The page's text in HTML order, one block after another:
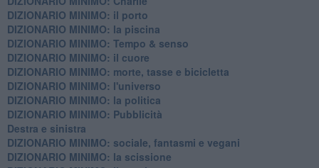
DIZIONARIO MINIMO: il porto
DIZIONARIO MINIMO: la piscina
DIZIONARIO MINIMO: Tempo & senso
DIZIONARIO MINIMO: il cuore
DIZIONARIO MINIMO: morte, tasse e bicicletta
DIZIONARIO MINIMO: l'universo
DIZIONARIO MINIMO: la politica
DIZIONARIO MINIMO: Pubblicità
Destra e sinistra
DIZIONARIO MINIMO: sociale, fantasmi e vegani
DIZIONARIO MINIMO: la scissione